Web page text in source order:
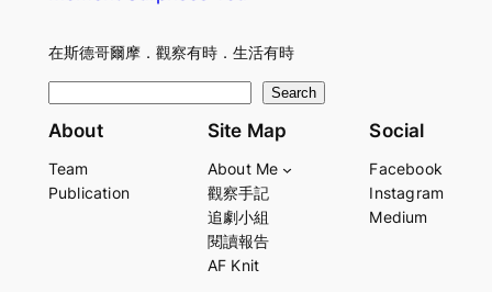
在斯德哥爾摩．觀察有時．生活有時
e
r
Search
About
Team
Publication
Site Map
About Me
觀察手記
追劇小組
閱讀報告
AF Knit
Social
Facebook
Instagram
Medium